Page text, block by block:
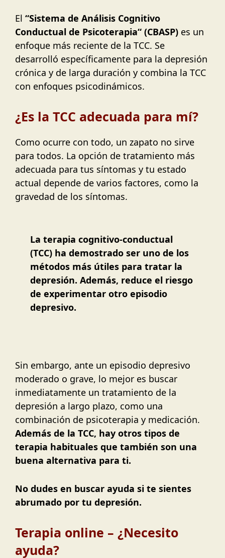
El “Sistema de Análisis Cognitivo
Conductual de Psicoterapia“ (CBASP) es un
enfoque más reciente de la TCC. Se
desarrolló específicamente para la depresión
crónica y de larga duración y combina la TCC
con enfoques psicodinámicos.
¿Es la TCC adecuada para mí?
Como ocurre con todo, un zapato no sirve
para todos. La opción de tratamiento más
adecuada para tus síntomas y tu estado
actual depende de varios factores, como la
gravedad de los síntomas.
La terapia cognitivo-conductual
(TCC) ha demostrado ser uno de los
métodos más útiles para tratar la
depresión. Además, reduce el riesgo
de experimentar otro episodio
depresivo.
Sin embargo, ante un episodio depresivo
moderado o grave, lo mejor es buscar
inmediatamente un tratamiento de la
depresión a largo plazo, como una
combinación de psicoterapia y medicación.
Además de la TCC, hay otros tipos de
terapia habituales que también son una
buena alternativa para ti.
No dudes en buscar ayuda si te sientes
abrumado por tu depresión.
Terapia online – ¿Necesito
ayuda?